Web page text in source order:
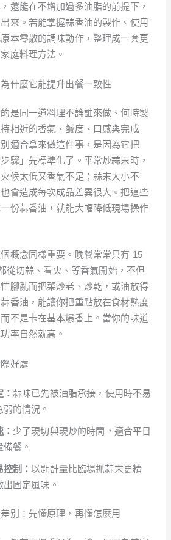
還能在不增加過多油脂的前提下，
來。若能掌握蒜香油的製作、使用
本零散的調味動作，整理成一套更
庭料理方法。
什麼它能提升出餐一致性
是同一道料理不論誰來做、何時製
相近的香氣、鹹度、口感與完成
適合拿來做這件事，是因為它把
驟」先標準化了。平常炒蒜末時，
候太低又香氣不足；蒜末大小不
會造成每次成品差異很大。把這些
份蒜香油，就能大幅降低現場操作
概念同樣重要。晚餐常常只有 15
從切蒜、看火、等香氣開始，不但
腳亂而把菜炒老、炒乾，或油放得
香油，能讓你把重點放在食材熟度
不是卡在基本爆香上。當你的味道
率自然就高。
好處
蒜味已先被油脂承接，使用時不易
的情況。
少了現切與現炒的時間，適合平日
餐。
控制：以匙計量比臨場抓蒜末更精
固定風味。
別：先懂原理，再懂怎麼用